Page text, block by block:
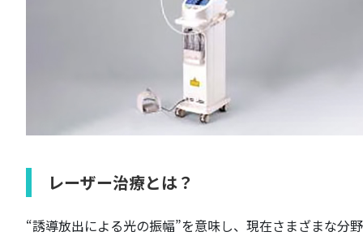
レーザー治療とは？
“誘導放出による光の振幅”を意味し、現在さまざまな分